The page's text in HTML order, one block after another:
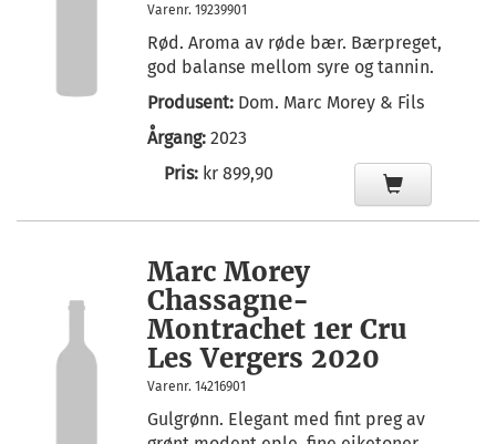
Varenr. 19239901
Rød. Aroma av røde bær. Bærpreget,
god balanse mellom syre og tannin.
Produsent: Dom. Marc Morey & Fils
Årgang: 2023
Pris: kr 899,90
Marc Morey
Chassagne-
Montrachet 1er Cru
Les Vergers 2020
Varenr. 14216901
Gulgrønn. Elegant med fint preg av